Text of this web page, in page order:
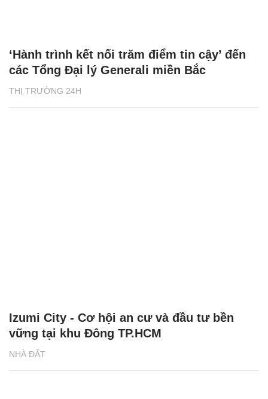
THỊ TRƯỜNG 24H
‘Hành trình kết nối trăm điểm tin cậy’ đến
các Tổng Đại lý Generali miền Bắc
NHÀ ĐẤT
Izumi City - Cơ hội an cư và đầu tư bền
vững tại khu Đông TP.HCM